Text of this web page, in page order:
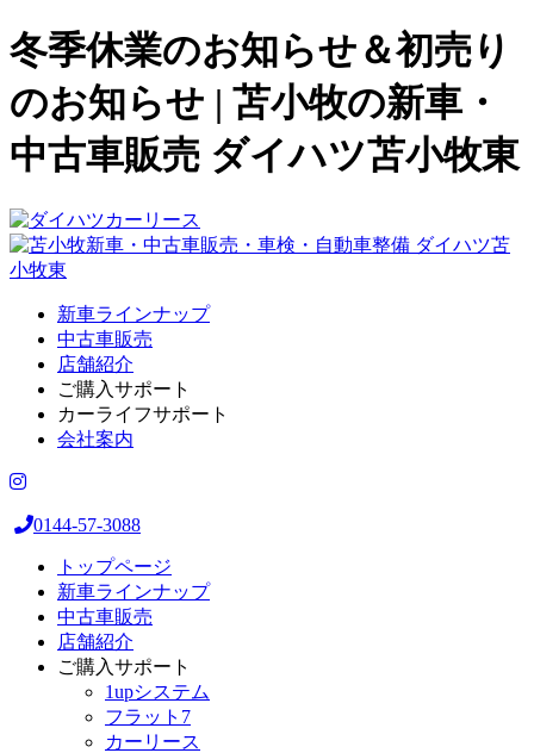
冬季休業のお知らせ＆初売り
のお知らせ | 苫小牧の新車・
中古車販売 ダイハツ苫小牧東
新車ラインナップ
中古車販売
店舗紹介
ご購入サポート
カーライフサポート
会社案内
0144-57-3088
トップページ
新車ラインナップ
中古車販売
店舗紹介
ご購入サポート
1upシステム
フラット7
カーリース